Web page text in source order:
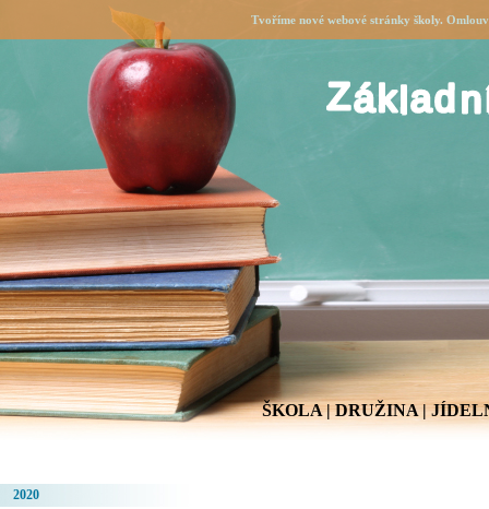
Tvoříme nové webové stránky školy.
ŠKOLA|DRUŽINA|
2020